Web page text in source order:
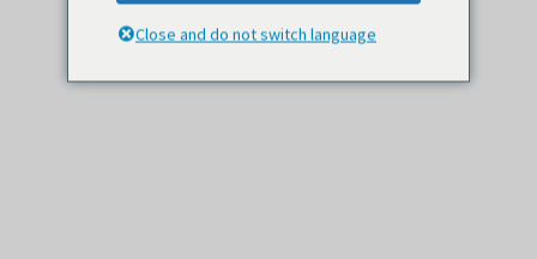
Close and do not switch language